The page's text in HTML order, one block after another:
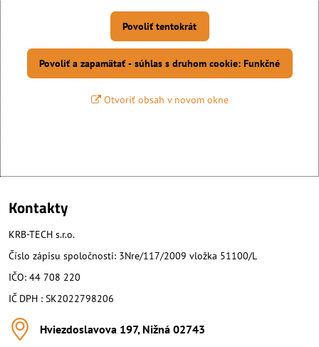
Povoliť tentokrát
Povoliť a zapamätať - súhlas s druhom cookie: Funkčné
Otvoriť obsah v novom okne
Kontakty
KRB-TECH s.r.o.
Číslo zápisu spoločnosti: 3Nre/117/2009 vložka 51100/L
IČO: 44 708 220
IČ DPH : SK2022798206
Hviezdoslavova 197, Nižná 02743